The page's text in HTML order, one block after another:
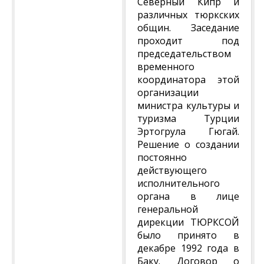
различных тюркских
общин. Заседание
проходит под
председательством
временного
координатора этой
организации
министра культуры и
туризма Турции
Эртогрула Гюгай.
Решение о создании
постоянно
действующего
исполнительного
органа в лице
генеральной
дирекции ТЮРКСОЙ
было принято в
декабре 1992 года в
Баку. Договор о